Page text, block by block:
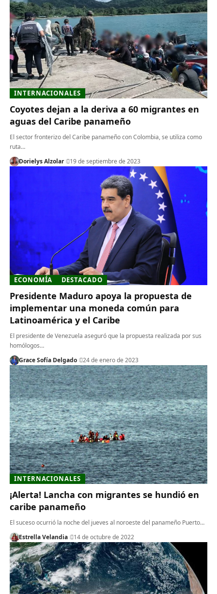
INTERNACIONALES
Coyotes dejan a la deriva a 60 migrantes en
aguas del Caribe panameño
El sector fronterizo del Caribe panameño con Colombia, se utiliza como
ruta…
Dorielys Alzolar
19 de septiembre de 2023
ECONOMÍA DESTACADO
Presidente Maduro apoya la propuesta de
implementar una moneda común para
Latinoamérica y el Caribe
El presidente de Venezuela aseguró que la propuesta realizada por sus
homólogos…
Grace Sofía Delgado
24 de enero de 2023
INTERNACIONALES
¡Alerta! Lancha con migrantes se hundió en
caribe panameño
El suceso ocurrió la noche del jueves al noroeste del panameño Puerto…
Estrella Velandia
14 de octubre de 2022